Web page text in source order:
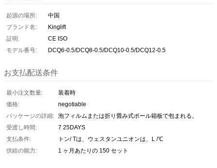
起源の場所:
中国
ブランド名:
Kinglift
証明:
CE ISO
モデル番号:
DCQ6-0.5/DCQ8-0.5/DCQ10-0.5/DCQ12-0.5
お支払配送条件
最小注文数量:
装着時
価格:
negotiable
パッケージの詳細: 泡フィルムまたは折り畳み式ボール箱板で包まれる。
受渡し時間:
7 25DAYS
支払条件:
トン/ Tは、ウェスタンユニオンは、L /℃
供給の能力:
1 ヶ月あたりの 150 セット